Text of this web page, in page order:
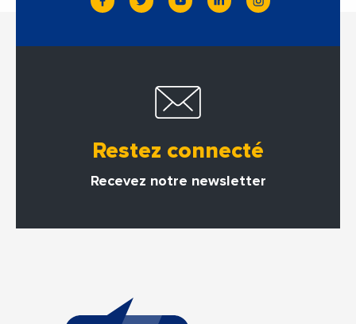
Restez connecté
Recevez notre newsletter